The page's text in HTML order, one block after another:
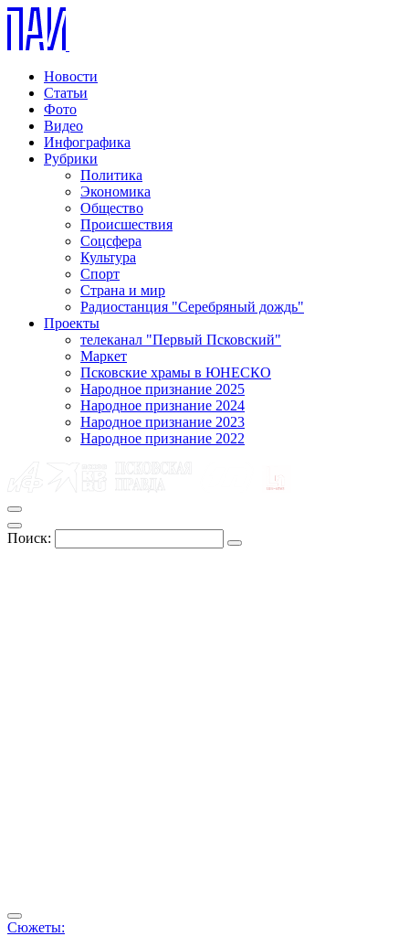
Новости
Статьи
Фото
Видео
Инфографика
Рубрики
Политика
Экономика
Общество
Происшествия
Соцсфера
Культура
Спорт
Страна и мир
Радиостанция "Серебряный дождь"
Проекты
телеканал "Первый Псковский"
Маркет
Псковские храмы в ЮНЕСКО
Народное признание 2025
Народное признание 2024
Народное признание 2023
Народное признание 2022
Поиск:
Сюжеты: